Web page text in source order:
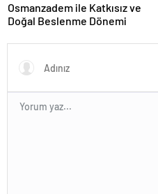
Osmanzadem ile Katkısız ve
Doğal Beslenme Dönemi